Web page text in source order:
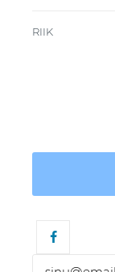
RIIK